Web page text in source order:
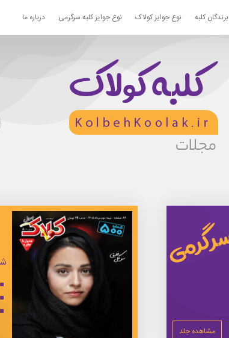
برندگان کلبه نوع جوایز کولاک نوع جوایز کلبه سرگرمی درباره ما
مشاهده جلد